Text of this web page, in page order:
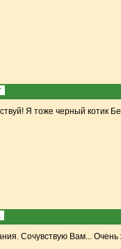
Я тоже черный котик
Сочувствую Вам...